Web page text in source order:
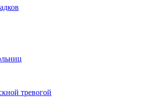
тревогой